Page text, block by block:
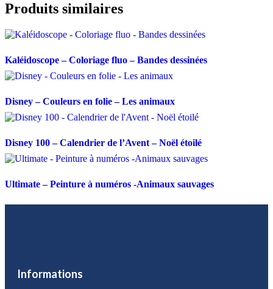
Produits similaires
Kaléidoscope – Coloriage fluo – Bandes dessinées
Disney – Couleurs en folie – Les animaux
Disney 100 – Calendrier de l’Avent – Noël étoilé
Ultimate – Peinture à numéros -Animaux sauvages
Informations